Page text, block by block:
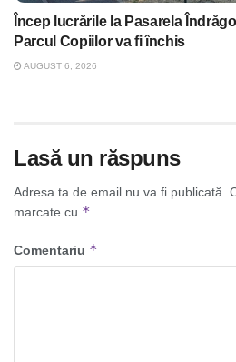
Încep lucrările la Pasarela
Parcul Copiilor va fi închis
AUGUST 6, 2026
Lasă un răspuns
Adresa ta de email nu va fi publicată.
marcate cu *
Comentariu *